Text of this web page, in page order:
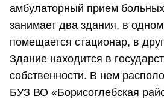
амбулаторный прием
занимает два здания, в
помещается стационар, в
Здание находится в
собственности. В нем
БУЗ ВО «Борисоглебская